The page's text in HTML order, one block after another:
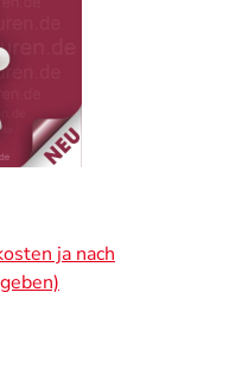
ja nach